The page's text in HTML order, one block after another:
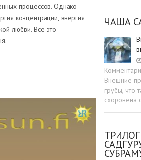
процессов. Однако
концентрации, энергия
любви. Все это
ЧАША
Внешние
грубы, что
схоронена